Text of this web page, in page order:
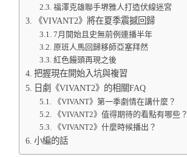
福澤克雄聯手堺雅人打造伏線迷宮
《VIVANT2》將在夏季震撼回歸
7月開始且史無前例連播半年
原班人馬回歸移師亞塞拜然
紅色饅頭再現之後
把握現在開始入坑與複習
日劇《VIVANT2》的相關FAQ
《VIVANT》第一季劇情在講什麼？
《VIVANT2》值得期待的看點有哪些？
《VIVANT2》什麼時候播出？
小編的話